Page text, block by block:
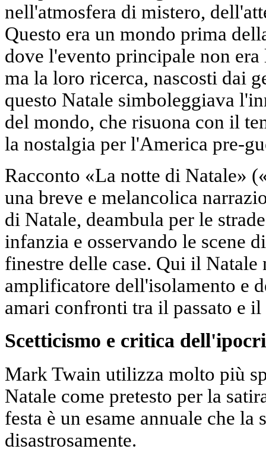
nell'atmosfera di mistero,
Questo era un mondo prima
dove l'evento principale non
ma la loro ricerca, nascosti dai
questo Natale simboleggiava
del mondo, che risuona con il
la nostalgia per l'America pre-
Racconto «La notte di Natale»
una breve e melancolica
di Natale, deambula per le
infanzia e osservando le scene
finestre delle case. Qui il Natale
amplificatore dell'isolamento e
amari confronti tra il passato e il
Scetticismo e critica
Mark Twain utilizza molto più
Natale come pretesto per la
festa è un esame annuale che la
disastrosamente.